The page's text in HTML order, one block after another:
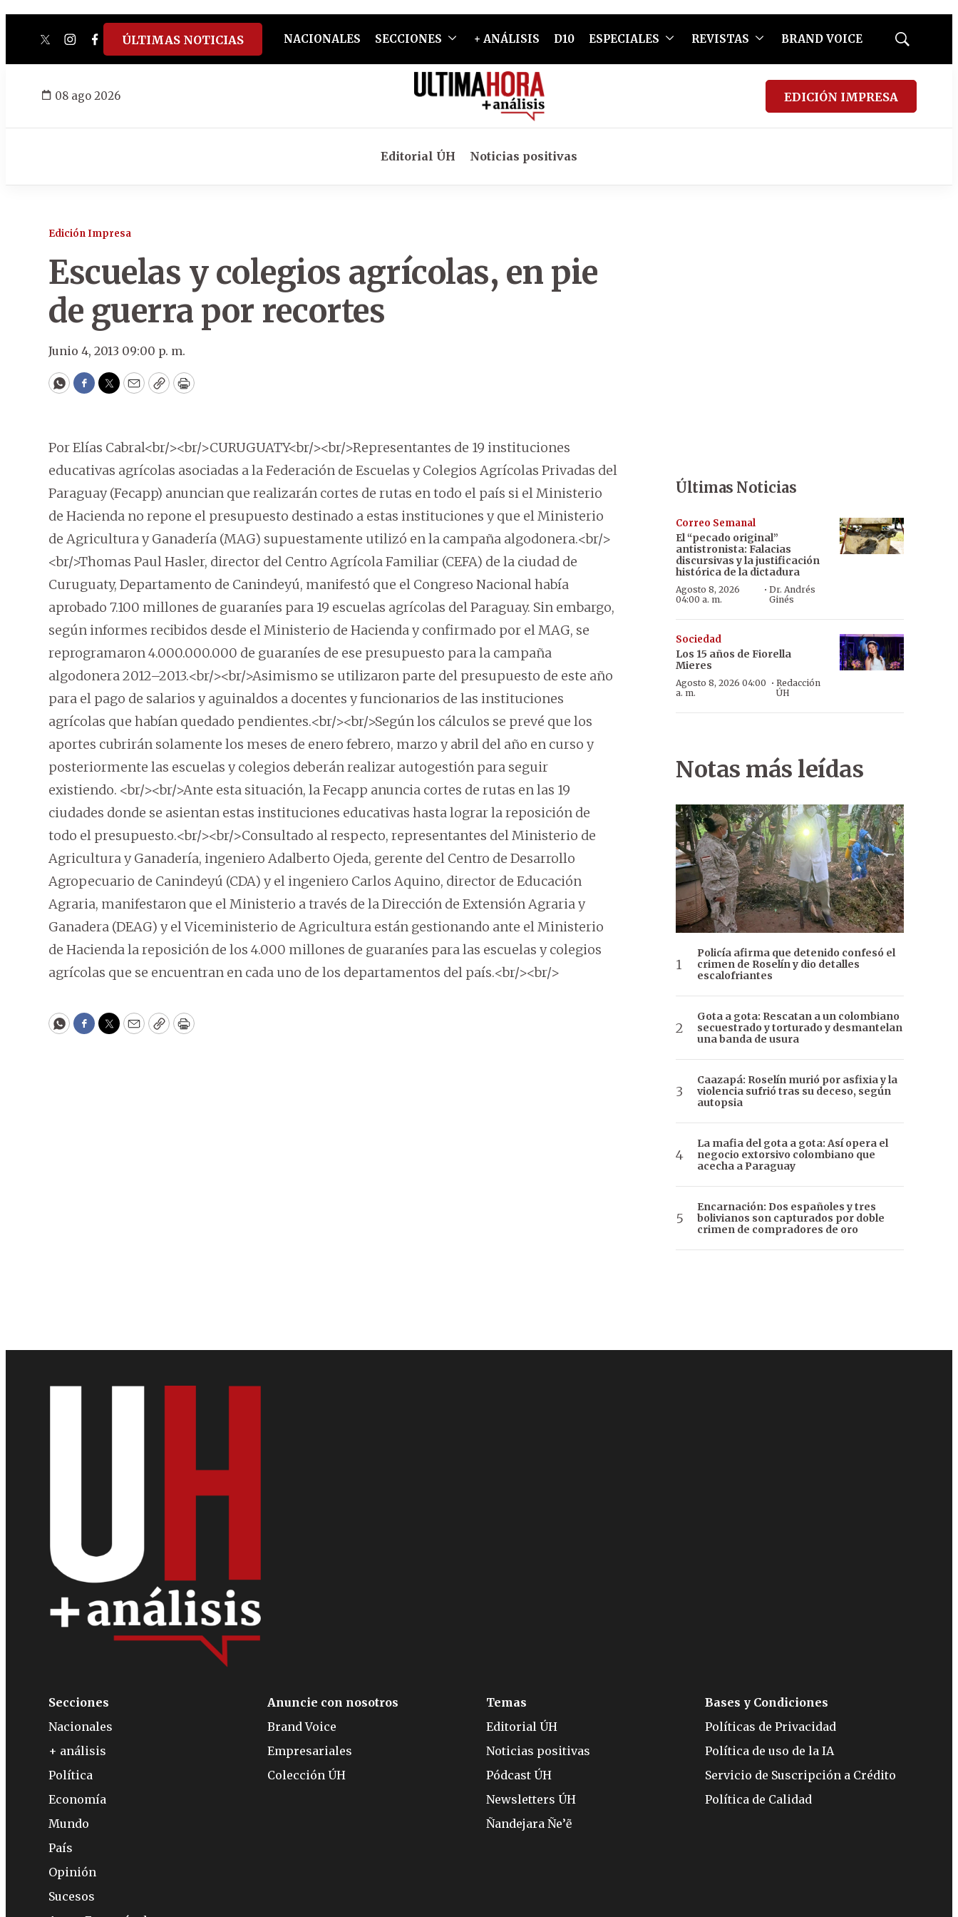
twitterinstagram
facebook
tiktokyoutube
spotify
ÚLTIMAS NOTICIAS NACIONALES SECCIONES + ANÁLISIS D10 ESPECIALES REVISTAS BRAND VOICE
Mostrar
08 ago 2026 EDICIÓN IMPRESA
Editorial ÚH Noticias positivas
Edición Impresa
Escuelas y colegios agrícolas, en pie
de guerra por recortes
Junio 4, 2013 09:00 p. m.
WhatsApp
Facebook
Twitter
EmailCopyPrint
Por Elías Cabral<br/><br/>CURUGUATY<br/><br/>Representantes de 19 instituciones
educativas agrícolas asociadas a la Federación de Escuelas y Colegios Agrícolas Privadas del
Paraguay (Fecapp) anuncian que realizarán cortes de rutas en todo el país si el Ministerio
de Hacienda no repone el presupuesto destinado a estas instituciones y que el Ministerio
de Agricultura y Ganadería (MAG) supuestamente utilizó en la campaña algodonera.<br/>
<br/>Thomas Paul Hasler, director del Centro Agrícola Familiar (CEFA) de la ciudad de
Curuguaty, Departamento de Canindeyú, manifestó que el Congreso Nacional había
aprobado 7.100 millones de guaraníes para 19 escuelas agrícolas del Paraguay. Sin embargo,
según informes recibidos desde el Ministerio de Hacienda y confirmado por el MAG, se
reprogramaron 4.000.000.000 de guaraníes de ese presupuesto para la campaña
algodonera 2012–2013.<br/><br/>Asimismo se utilizaron parte del presupuesto de este año
para el pago de salarios y aguinaldos a docentes y funcionarios de las instituciones
agrícolas que habían quedado pendientes.<br/><br/>Según los cálculos se prevé que los
aportes cubrirán solamente los meses de enero febrero, marzo y abril del año en curso y
posteriormente las escuelas y colegios deberán realizar autogestión para seguir
existiendo. <br/><br/>Ante esta situación, la Fecapp anuncia cortes de rutas en las 19
ciudades donde se asientan estas instituciones educativas hasta lograr la reposición de
todo el presupuesto.<br/><br/>Consultado al respecto, representantes del Ministerio de
Agricultura y Ganadería, ingeniero Adalberto Ojeda, gerente del Centro de Desarrollo
Agropecuario de Canindeyú (CDA) y el ingeniero Carlos Aquino, director de Educación
Agraria, manifestaron que el Ministerio a través de la Dirección de Extensión Agraria y
Ganadera (DEAG) y el Viceministerio de Agricultura están gestionando ante el Ministerio
de Hacienda la reposición de los 4.000 millones de guaraníes para las escuelas y colegios
agrícolas que se encuentran en cada uno de los departamentos del país.<br/><br/>
WhatsApp
Facebook
Twitter
EmailCopyPrint
Últimas Noticias
Correo Semanal
El “pecado original”
antistronista: Falacias
discursivas y la justificación
histórica de la dictadura
Agosto 8, 2026
04:00 a. m.
·Dr. Andrés
Ginés
Sociedad
Los 15 años de Fiorella
Mieres
Agosto 8, 2026 04:00
a. m.
· Redacción
ÚH
Notas más leídas
Policía afirma que detenido confesó el
crimen de Roselín y dio detalles
escalofriantes
Gota a gota: Rescatan a un colombiano
secuestrado y torturado y desmantelan
una banda de usura
Caazapá: Roselín murió por asfixia y la
violencia sufrió tras su deceso, según
autopsia
La mafia del gota a gota: Así opera el
negocio extorsivo colombiano que
acecha a Paraguay
Encarnación: Dos españoles y tres
bolivianos son capturados por doble
crimen de compradores de oro
Secciones
Nacionales
+ análisis
Política
Economía
Mundo
País
Opinión
Sucesos
Anuncie con nosotros
Brand Voice
Empresariales
Colección ÚH
Temas
Editorial ÚH
Noticias positivas
Pódcast ÚH
Newsletters ÚH
Ñandejara Ñe’ẽ
Bases y Condiciones
Políticas de Privacidad
Política de uso de la IA
Servicio de Suscripción a Crédito
Política de Calidad